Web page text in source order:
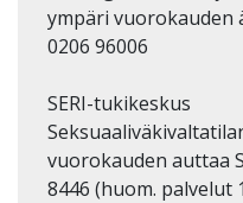
ympäri vuorokauden
0206 96006
SERI-tukikeskus
vuorokauden auttaa
8446 (huom.